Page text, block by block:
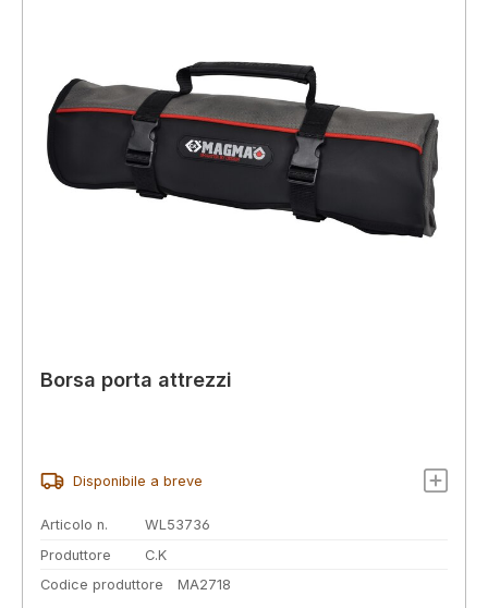
Borsa porta attrezzi
Disponibile a breve
Articolo n.
WL53736
Produttore
C.K
Codice produttore
MA2718